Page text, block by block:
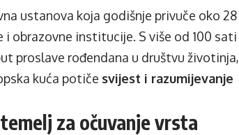
ustanova koja godišnje privuče oko 28
obrazovne institucije. S više od 100 sati
proslave rođendana u društvu životinja,
kuća potiče svijest i razumijevanje
za očuvanje vrsta